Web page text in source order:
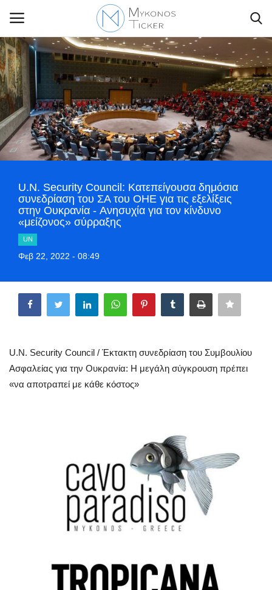
Contact Us
Politique
Business
Travel
World
Style Adorés
Greece
Entertainment
Mykonos
Sustainability
Science & Tech
U.N. Security Council: Κατεπείγουσα δημόσια
συνεδρίαση του ΣΑ του ΟΗΕ για τις εξελίξεις
στην Ουκρανία - Aνησυχία για τον κίνδυνο
«μείζονος» σύρραξης
UN
Φεβ 22, 2022 - 08:49
U.N. Security Council / Έκτακτη συνεδρίαση του Συμβουλίου
Ασφαλείας για την Ουκρανία: Η μεγάλη σύγκρουση πρέπει
«να αποτραπεί με κάθε κόστος»